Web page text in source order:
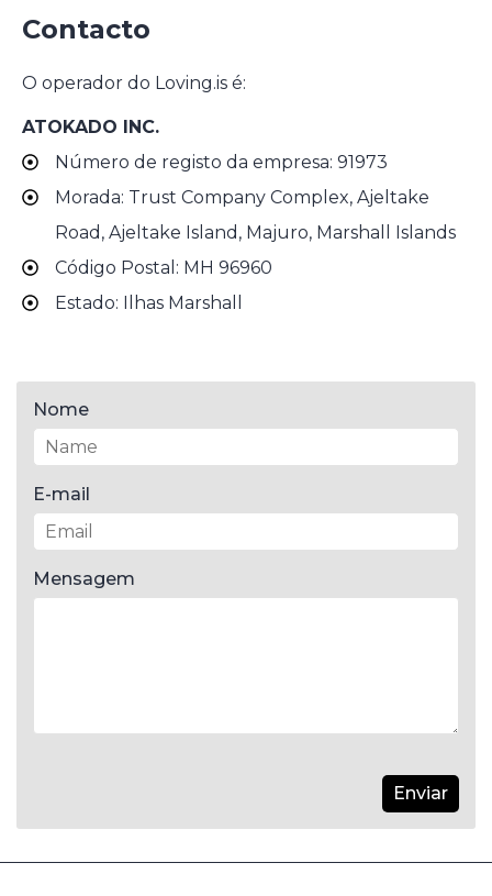
Contacto
O operador do Loving.is é:
ATOKADO INC.
Número de registo da empresa: 91973
Morada: Trust Company Complex, Ajeltake
Road, Ajeltake Island, Majuro, Marshall Islands
Código Postal: MH 96960
Estado: Ilhas Marshall
Nome
E-mail
Mensagem
Enviar